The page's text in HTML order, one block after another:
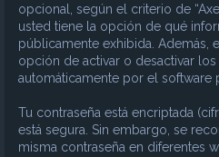
opcional, según el criterio de
usted tiene la opción de qué
públicamente exhibida. Además,
opción de activar o desactivar
automáticamente por el software
Tu contraseña está encriptada
está segura. Sin embargo, se
misma contraseña en diferentes